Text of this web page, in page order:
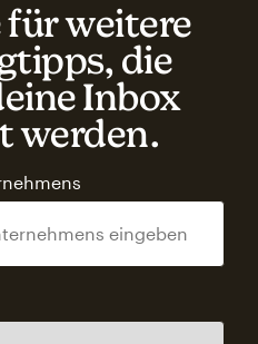
für weitere
die
Inbox
werden.